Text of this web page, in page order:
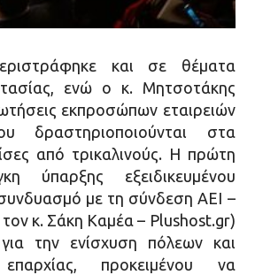
και σε θέματα
ενώ ο κ. Μητσοτάκης
εκπροσώπων εταιρειών
δραστηριοποιούνται στα
από τρικαλινούς. Η πρώτη
ύπαρξης εξειδικευμένου
με τη σύνδεση ΑΕΙ –
κ. Σάκη Καμέα – Plushost.gr)
την ενίσχυση πόλεων και
προκειμένου να